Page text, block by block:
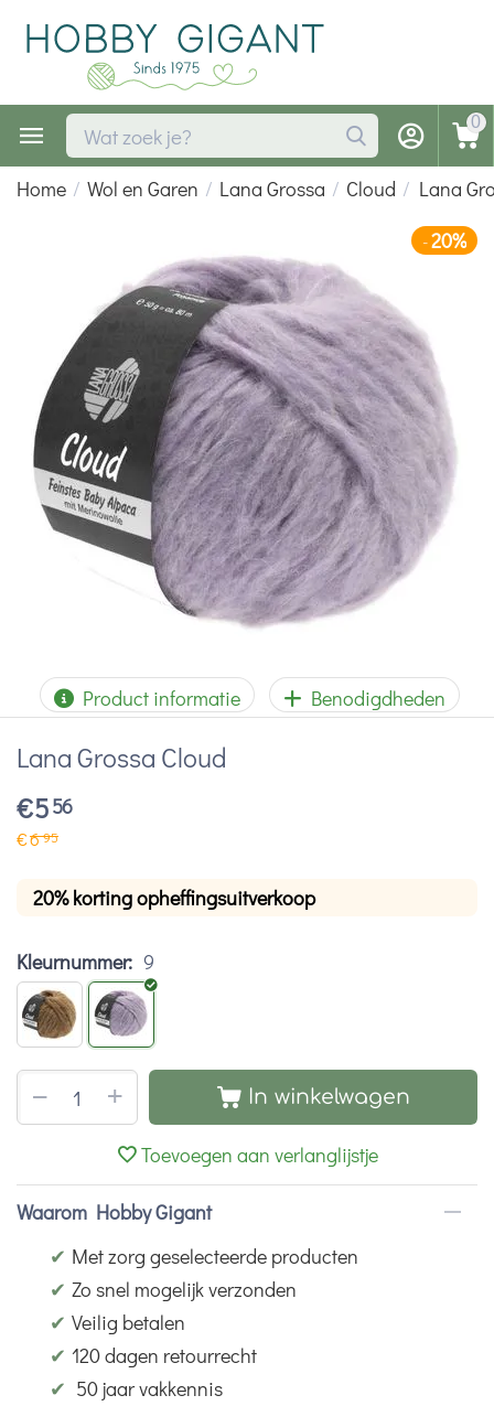
0
Home / Wol en Garen / Lana Grossa / Cloud / Lana
-20%
Product informatie Benodigdheden
Lana Grossa Cloud
€556
€695
20% korting opheffingsuitverkoop
Kleurnummer: 9
+
− In winkelwagen
Toevoegen aan verlanglijstje
Waarom Hobby Gigant
✔ Met zorg geselecteerde producten
✔ Zo snel mogelijk verzonden
✔ Veilig betalen
✔ 120 dagen retourrecht
✔ 50 jaar vakkennis